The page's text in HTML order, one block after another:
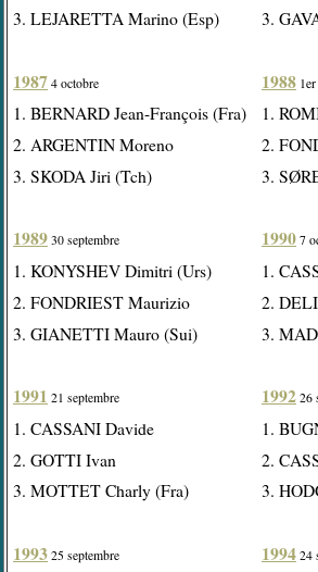
3. LEJARETTA Marino (Esp)
1987 4 octobre
1. BERNARD Jean-François (Fra)
2. ARGENTIN Moreno
3. SKODA Jiri (Tch)
1989 30 septembre
1. KONYSHEV Dimitri (Urs)
2. FONDRIEST Maurizio
3. GIANETTI Mauro (Sui)
1991 21 septembre
1. CASSANI Davide
2. GOTTI Ivan
3. MOTTET Charly (Fra)
1993 25 septembre
3.
1988
1.
2.
3.
1990 7
1.
2.
3.
1992 26
1.
2.
3.
1994 24